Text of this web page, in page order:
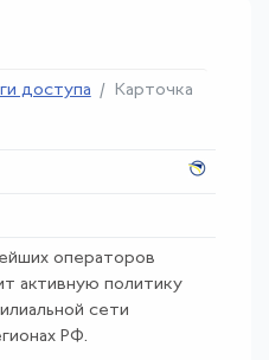
доступа Карточка
операторов
активную политику
сети
РФ.